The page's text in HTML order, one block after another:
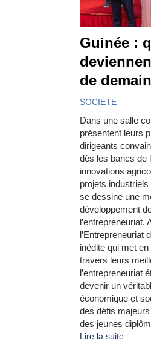
Guinée :
de demain
SOCIÉTÉ
Dans une salle
présentent leurs
dirigeants
dès les bancs de
innovations
projets
se dessine une
développement
l’Entrepreneuriat
inédite qui met
travers leurs
l’entrepreneuriat
devenir un
économique et
des défis
des jeunes
Lire la suite...